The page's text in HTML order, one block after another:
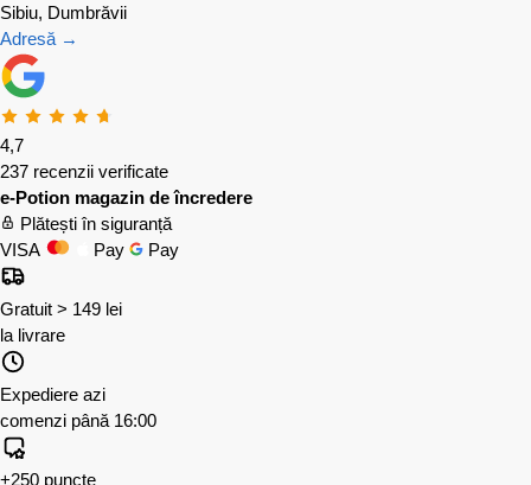
Sibiu, Dumbrăvii
Adresă →
4,7
237 recenzii verificate
e-Potion magazin de încredere
Plătești în siguranță
VISA
Pay Pay
Gratuit > 149 lei
la livrare
Expediere azi
comenzi până 16:00
+250 puncte